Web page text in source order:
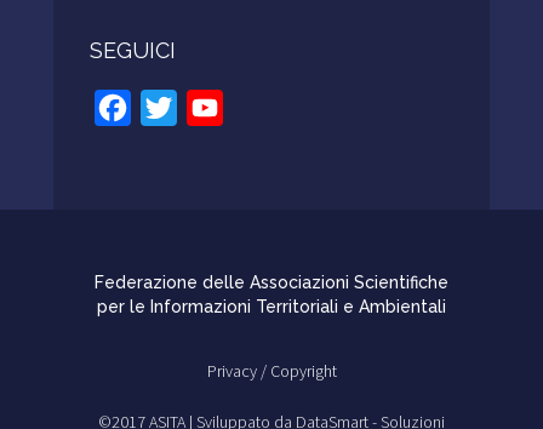
SEGUICI
Facebook
Twitter
Federazione delle Associazioni Scientifiche
per le Informazioni Territoriali e Ambientali
Privacy / Copyright
©2017 ASITA | Sviluppato da DataSmart - Soluzioni